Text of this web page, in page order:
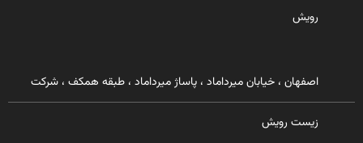
رویش
اصفهان ، خیابان میرداماد ، پاساژ میرداماد ، طبقه همکف ، شرکت
زیست رویش